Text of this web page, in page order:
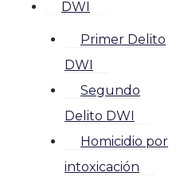
DWI
Primer Delito
DWI
Segundo
Delito DWI
Homicidio por
intoxicación